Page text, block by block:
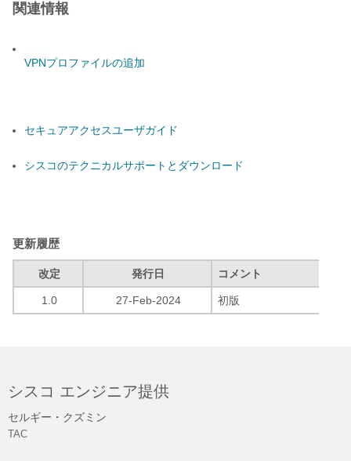
関連情報
VPNプロファイルの追加
セキュアアクセスユーザガイド
シスコのテクニカルサポートとダウンロード
更新履歴
改定 発行日 コメント
1.0 27-Feb-2024 初版
シスコ エンジニア提供
セルギー・クズミン
TAC